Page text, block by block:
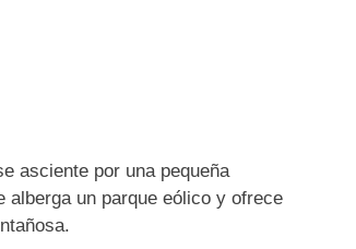
asciente por una pequeña
alberga un parque eólico y ofrece